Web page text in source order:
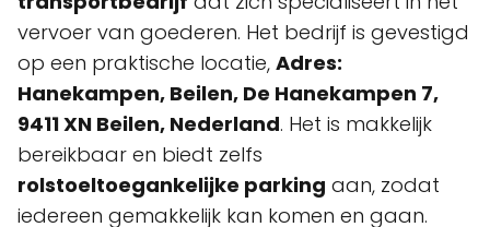
vervoer van goederen. Het bedrijf is gevestigd
op een praktische locatie, Adres:
Hanekampen, Beilen, De Hanekampen 7,
9411 XN Beilen, Nederland. Het is makkelijk
bereikbaar en biedt zelfs
rolstoeltoegankelijke parking aan, zodat
iedereen gemakkelijk kan komen en gaan.